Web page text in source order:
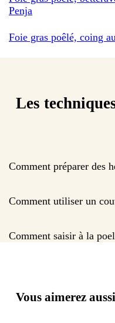
Penja
Foie gras poêlé, coing
Les
Comment préparer des
Comment utiliser un
Comment saisir à la
Vous aimerez aussi